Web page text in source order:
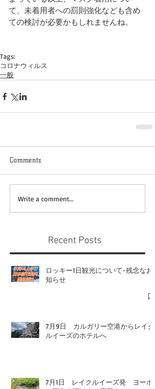
て、未着用者への罰則強化なども含め
ての検討が必要かもしれませんね。
Tags:
コロナウィルス
一般
Comments
Write a comment...
Recent Posts
ロッキー1日観光について-残念なお
知らせ
7月9日 カルガリー空港からレイク
ルイーズのホテルへ
7月1日 レイクルイーズ発 ヨーホ